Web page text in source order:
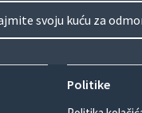
svoju kuću za
Politike